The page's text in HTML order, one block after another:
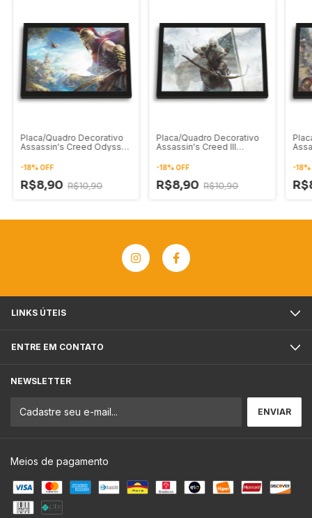
Placa/Quadro Decorativo
Assassin's Creed Odyssey
-18%OFF
R$8,90 R$10,90
Placa/Quadro Decorativo
Assassin's Creed III
-18%OFF
R$8,90 R$10,90
-18%
LINKS ÚTEIS
ENTRE EM CONTATO
NEWSLETTER
Meios de pagamento